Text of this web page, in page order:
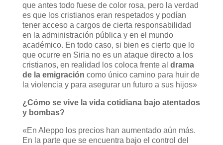
que antes todo fuese de color rosa, pero la verdad
es que los cristianos eran respetados y podían
tener acceso a cargos de cierta responsabilidad
en la administración pública y en el mundo
académico. En todo caso, si bien es cierto que lo
que ocurre en Siria no es un ataque directo a los
cristianos, en realidad los coloca frente al drama
de la emigración como único camino para huir de
la violencia y para asegurar un futuro a sus hijos»
¿Cómo se vive la vida cotidiana bajo atentados
y bombas?
«En Aleppo los precios han aumentado aún más.
En la parte que se encuentra bajo el control del